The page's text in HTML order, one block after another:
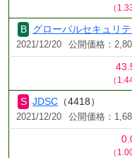
（
グローバルセキュリ
2021/12/20 公開価格：
（
JDSC （4418）
2021/12/20 公開価格：
（